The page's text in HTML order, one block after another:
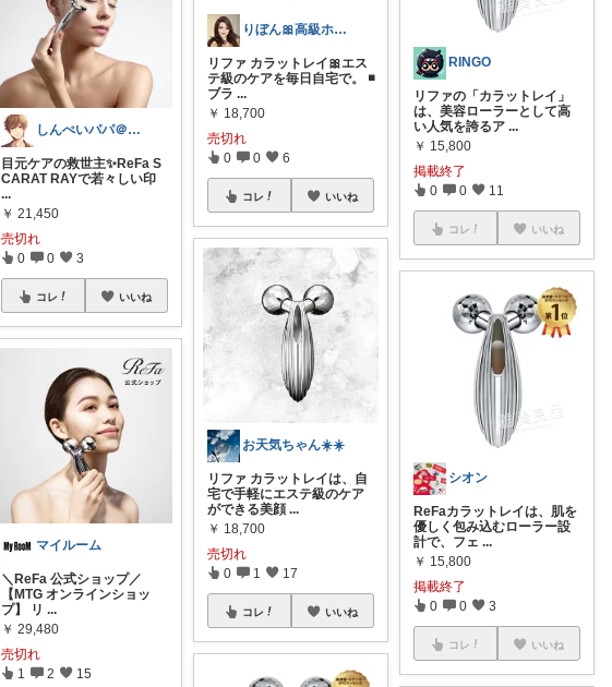
しんぺいパパ＠節約とご褒美セレクト
目元ケアの救世主✨ReFa S
CARAT RAYで若々しい印
...
￥ 21,450
売切れ
0 0 3
コレ いいね
マイルーム
＼ReFa 公式ショップ／
【MTG オンラインショッ
プ】 リ ...
￥ 29,480
売切れ
1 2 15
りぼん🎀高級ホテルライクな暮らし
リファ カラットレイ🎀エス
テ級のケアを毎日自宅で。 ◾️
ブラ ...
￥ 18,700
売切れ
0 0 6
コレ いいね
お天気ちゃん☀️☀️
リファ カラットレイは、自
宅で手軽にエステ級のケア
ができる美顔 ...
￥ 18,700
売切れ
0 1 17
コレ いいね
RINGO
リファの「カラットレイ」
は、美容ローラーとして高
い人気を誇るア ...
￥ 15,800
掲載終了
0 0 11
コレ いいね
シオン
ReFaカラットレイは、肌を
優しく包み込むローラー設
計で、フェ ...
￥ 15,800
掲載終了
0 0 3
コレ いいね